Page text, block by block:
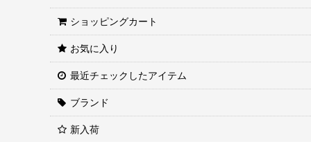
ショッピングカート
お気に入り
最近チェックしたアイテム
ブランド
新入荷